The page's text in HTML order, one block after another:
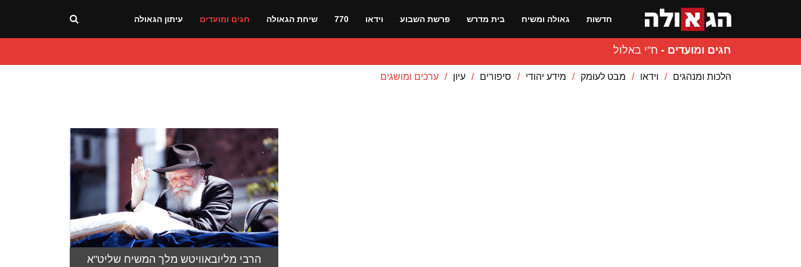
חדשות גאולה ומשיח בית מדרש פרשת השבוע וידאו 770 שיחת הגאולה חגים ומועדים עיתון הגאולה
חגים ומועדים - ח"י באלול
הלכות ומנהגים וידאו מבט לעומק מידע יהודי סיפורים עיון ערכים ומושגים
הרבי מליובאוויטש מלך המשיח שליט"א